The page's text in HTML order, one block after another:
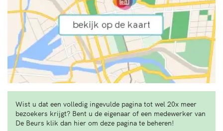
Wist u dat een volledig ingevulde pagina tot wel 20x meer
bezoekers krijgt? Bent u de eigenaar of een medewerker van
De Beurs klik dan hier om deze pagina te beheren!